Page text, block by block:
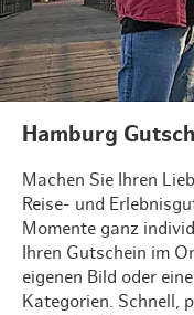
Hamburg
Machen Sie Ihren
Reise- und
Momente ganz
Ihren Gutschein im
eigenen Bild oder
Kategorien. Schnell,